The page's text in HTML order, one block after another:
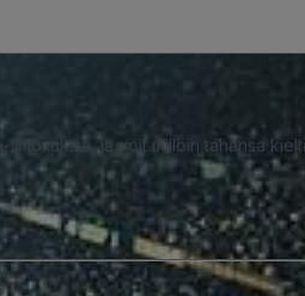
ilmoituksia, ja voit milloin tahansa